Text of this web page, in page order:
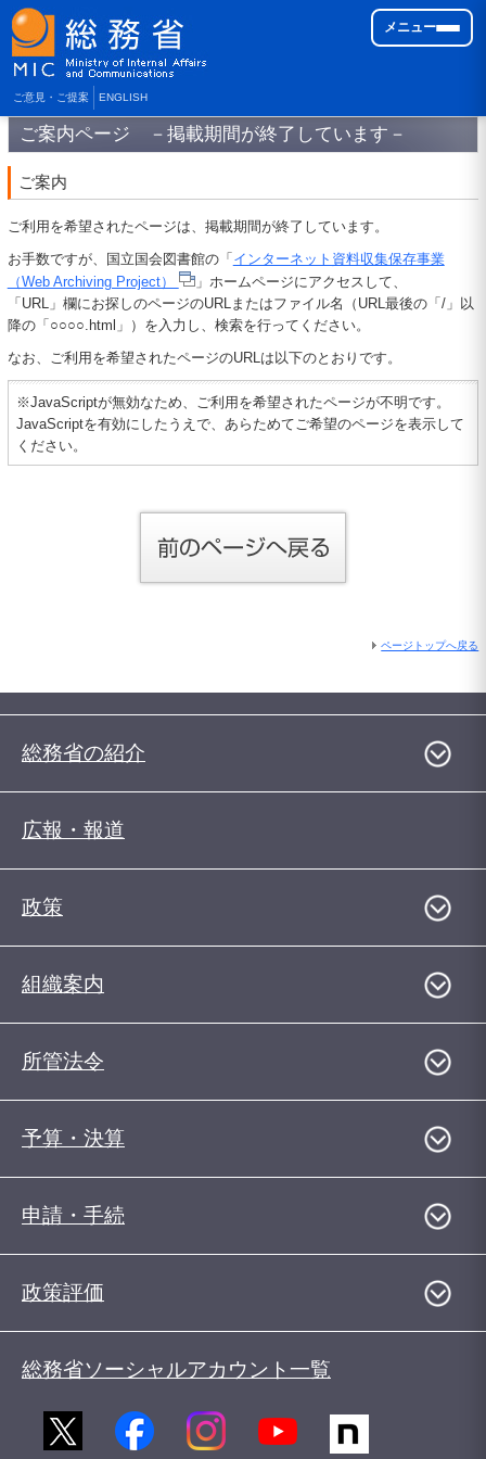
ご意見・ご提案 ENGLISH
メニュー
ご案内ページ －掲載期間が終了しています－
ご案内
ご利用を希望されたページは、掲載期間が終了しています。
お手数ですが、国立国会図書館の「 インターネット資料収集保存事業
（Web Archiving Project）
」ホームページにアクセスして、
「URL」欄にお探しのページのURLまたはファイル名（URL最後の「/」以
降の「○○○○.html」）を入力し、検索を行ってください。
なお、ご利用を希望されたページのURLは以下のとおりです。
※JavaScriptが無効なため、ご利用を希望されたページが不明です。
JavaScriptを有効にしたうえで、あらためてご希望のページを表示して
ください。
ページトップへ戻る
総務省の紹介
広報・報道
政策
組織案内
所管法令
予算・決算
申請・手続
政策評価
総務省ソーシャルアカウント一覧